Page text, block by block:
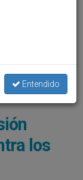
Fuente: ACN
los
Entendido